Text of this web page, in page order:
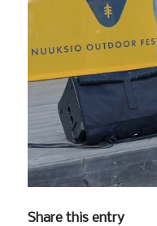
Share this entry